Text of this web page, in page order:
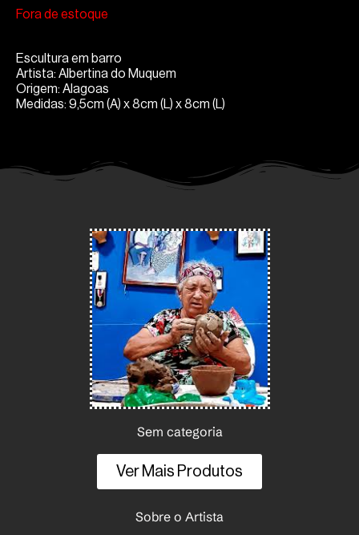
Fora de estoque
Escultura em barro
Artista: Albertina do Muquem
Origem: Alagoas
Medidas: 9,5cm (A) x 8cm (L) x 8cm (L)
Sem categoria
Ver Mais Produtos
Sobre o Artista